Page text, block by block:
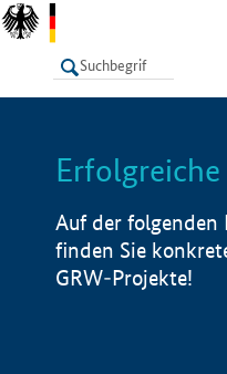
LISTE
Auf der folgenden
finden Sie
GRW-Projekte!